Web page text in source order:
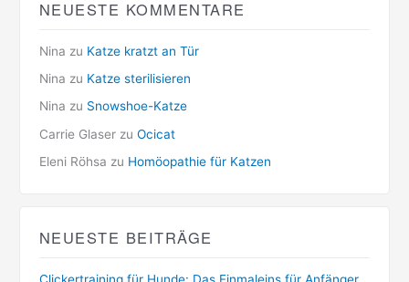
NEUESTE KOMMENTARE
Nina zu Katze kratzt an Tür
Nina zu Katze sterilisieren
Nina zu Snowshoe-Katze
Carrie Glaserzu Ocicat
Eleni Röhsa zu Homöopathie für Katzen
NEUESTE BEITRÄGE